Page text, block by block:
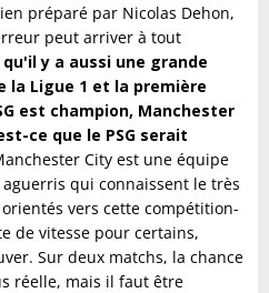
préparé par Nicolas Dehon,
peut arriver à tout
y a aussi une grande
la Ligue 1 et la première
est champion, Manchester
ce que le PSG serait
City est une équipe
qui connaissent le très
vers cette compétition-
de vitesse pour certains,
Sur deux matchs, la chance
réelle, mais il faut être